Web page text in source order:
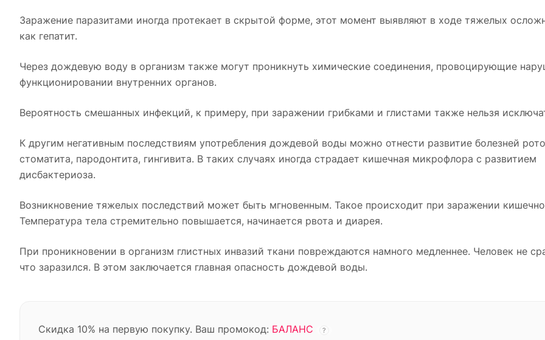
Заражение паразитами иногда протекает в скрытой форме, этот момент выявляют в ходе тяжелых
как гепатит.
Через дождевую воду в организм также могут проникнуть химические соединения, провоцирующие
функционировании внутренних органов.
Вероятность смешанных инфекций, к примеру, при заражении грибками и глистами также нельзя
К другим негативным последствиям употребления дождевой воды можно отнести развитие болезней
стоматита, пародонтита, гингивита. В таких случаях иногда страдает кишечная микрофлора с развитием
дисбактериоза.
Возникновение тяжелых последствий может быть мгновенным. Такое происходит при заражении
Температура тела стремительно повышается, начинается рвота и диарея.
При проникновении в организм глистных инвазий ткани повреждаются намного медленнее. Человек не
что заразился. В этом заключается главная опасность дождевой воды.
Скидка 10% на первую покупку. Ваш промокод: БАЛАНС ?